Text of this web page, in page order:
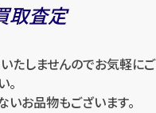
取査定
たしませんのでお気軽にご
。
お品物もございます。